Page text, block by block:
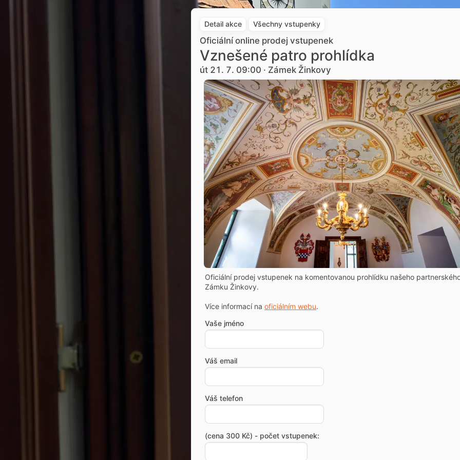
Detail akce Všechny vstupenky
Oficiální online prodej vstupenek
Vznešené patro prohlídka
út 21. 7. 09:00 · Zámek Žinkovy
Oficiální prodej vstupenek na komentovanou prohlídku našeho
Zámku Žinkovy.
Více informací na oficiálním webu.
Vaše jméno
Váš email
Váš telefon
(cena 300 Kč) - počet vstupenek: